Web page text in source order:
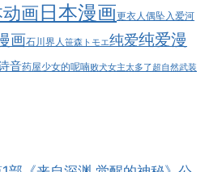
画日本漫画更衣人偶坠入爱河
画石川界人笹森トモエ纯爱纯爱漫
音药屋少女的呢喃败犬女主太多了超自然武装